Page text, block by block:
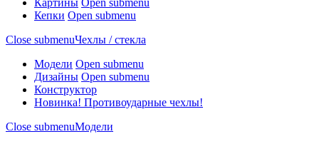
Картины Open submenu
Кепки Open submenu
Close submenuЧехлы / стекла
Модели Open submenu
Дизайны Open submenu
Конструктор
Новинка! Противоударные чехлы!
Close submenuМодели